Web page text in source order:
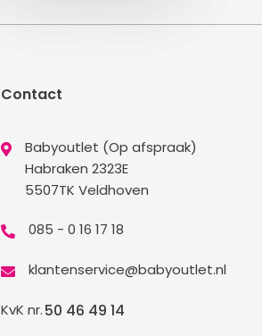
Contact
Babyoutlet (Op afspraak)
Habraken 2323E
5507TK Veldhoven
085 - 0 16 17 18
klantenservice@babyoutlet.nl
KvK nr.50 46 49 14